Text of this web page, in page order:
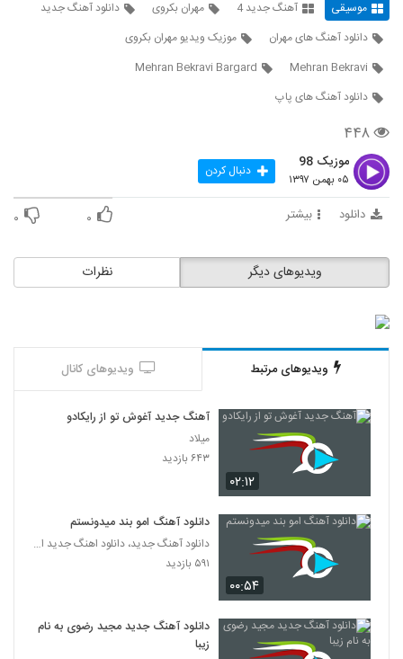
418
419
۵۰۴ بازدید
421
موزیک زیبای شعبده از شایان شایگان
422
موزیک زیبای جاده بی انتها از ایمان یحیایی
۴۵۴ بازدید
Emran Arabani Meraj
عزیز گرگیج آهنگ بدین روچ
۴۸۲ بازدید
دانلود آهنگ جدید و زیبای آرمان گرشاسبی با
نام مستم از
۹۱۲ بازدید
427
امید آمری آهنگ زندگی
موسیقی آهنگ جدید 4 مهران بکروی
دانلود آهنگ جدید
دانلود آهنگ های مهران
موزیک ویدیو مهران بکروی
Mehran Bekravi
Mehran Bekravi Bargard
دانلود آهنگ های پاپ
۴۴۸
موزیک 98
۰۵ بهمن ۱۳۹۷ دنبال کردن
دانلود بیشتر ۰ ۰
نظرات ویدیوهای دیگر
ویدیوهای مرتبط ویدیوهای کانال
۰۲:۱۲
آهنگ جدید آغوش تو از رایکادو
میلاد
۶۴۳ بازدید
۰۰:۵۴
دانلود آهنگ امو بند میدونستم
دانلود آهنگ جدید، دانلود اهنگ جدید ایرانی
۵۹۱ بازدید
دانلود آهنگ جدید مجید رضوی به نام
زیبا